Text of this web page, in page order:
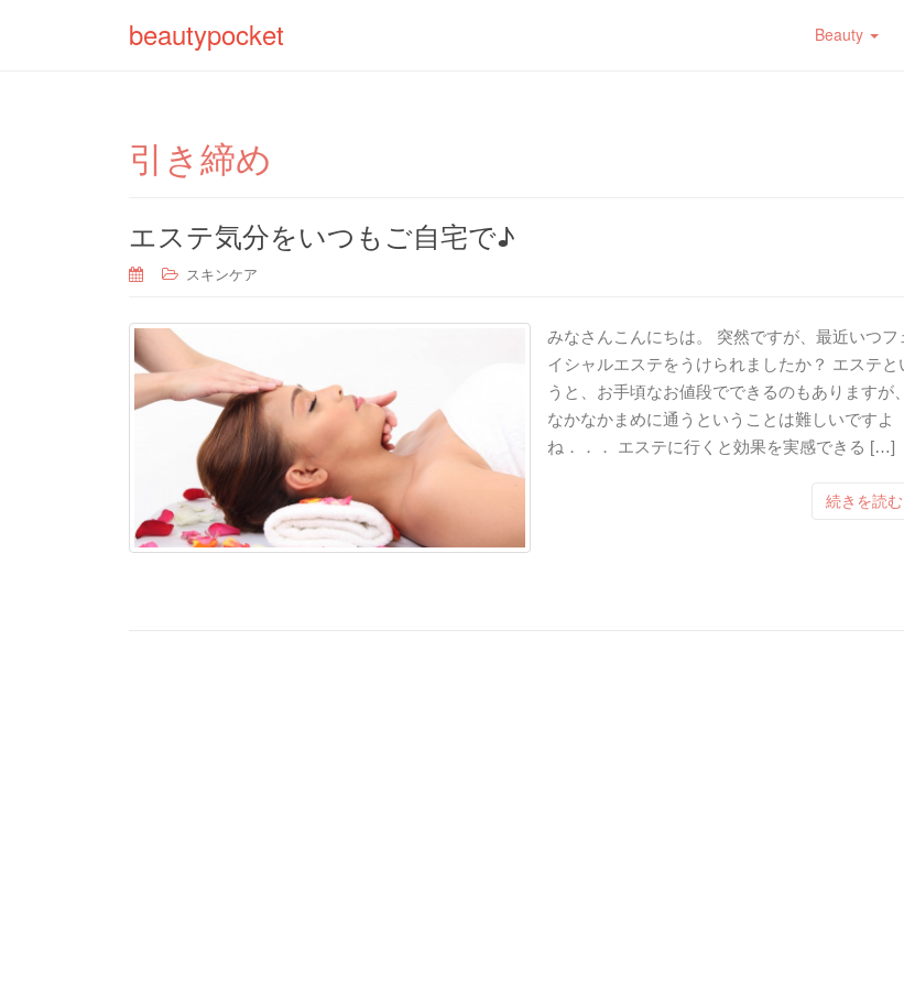
beautypocket Beauty
引き締め
エステ気分をいつもご自宅で♪
スキンケア
みなさんこんにちは。 突然ですが、最近いつフ
イシャルエステをうけられましたか？ エステと
うと、お手頃なお値段でできるのもありますが、
なかなかまめに通うということは難しいですよ
ね．．． エステに行くと効果を実感できる […]
続きを読む